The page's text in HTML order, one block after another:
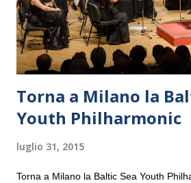
Torna a Milano la
Youth Philharmonic
luglio 31, 2015
Torna a Milano la Baltic Sea Youth